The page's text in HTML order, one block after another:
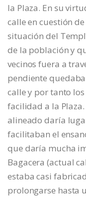
la Plaza. En su
calle en cuestión
situación del
de la población y
vecinos fuera a
pendiente
calle y por tanto
facilidad a la
alineado daría
facilitaban el
que daría mucha
Bagacera (actual
estaba casi
prolongarse hasta